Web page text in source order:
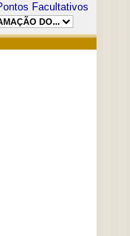
Facultativos